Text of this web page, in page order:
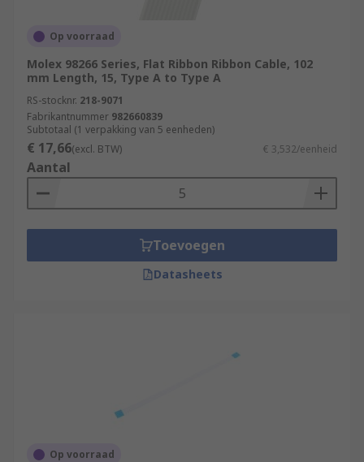
Op voorraad
Molex 98266 Series, Flat Ribbon Ribbon Cable, 102
mm Length, 15, Type A to Type A
RS-stocknr. 218-9071
Fabrikantnummer 982660839
Subtotaal (1 verpakking van 5 eenheden)
€ 17,66(excl. BTW) € 3,532/eenheid
Aantal
Toevoegen
Datasheets
Op voorraad